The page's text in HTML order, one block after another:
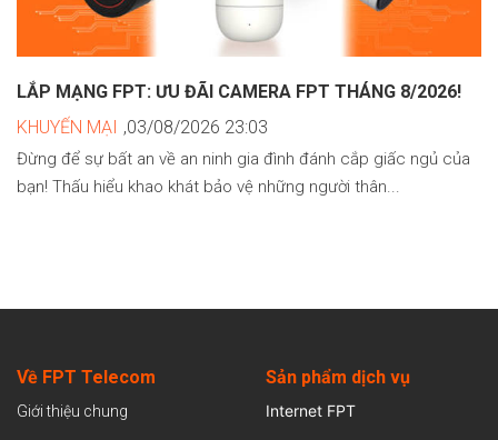
LẮP MẠNG FPT: ƯU ĐÃI CAMERA FPT THÁNG 8/2026!
KHUYẾN MẠI ,03/08/2026 23:03
Đừng để sự bất an về an ninh gia đình đánh cắp giấc ngủ của
bạn! Thấu hiểu khao khát bảo vệ những người thân...
Về FPT Telecom
Giới thiệu chung
Sản phẩm dịch vụ
Internet FPT